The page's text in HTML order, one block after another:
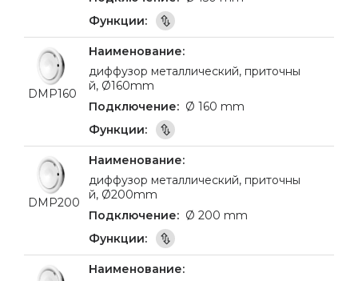
DMP160
диффузор металлический, приточны
й, Ø160mm
Ø 160 mm
DMP200
диффузор металлический, приточны
й, Ø200mm
Ø 200 mm